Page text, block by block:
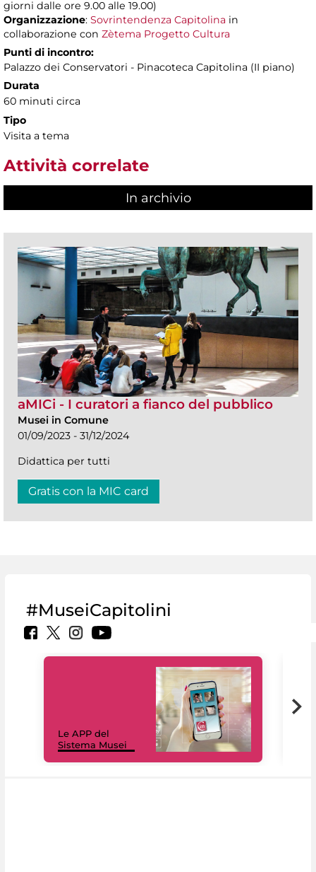
giorni dalle ore 9.00 alle 19.00)
Organizzazione: Sovrintendenza Capitolina in
collaborazione con Zètema Progetto Cultura
Punti di incontro:
Palazzo dei Conservatori - Pinacoteca Capitolina (II piano)
Durata
60 minuti circa
Tipo
Visita a tema
Attività correlate
In archivio
aMICi - I curatori a fianco del pubblico
Musei in Comune
01/09/2023 - 31/12/2024
Didattica per tutti
Gratis con la MIC card
#MuseiCapitolini
Le APP del
Sistema Musei